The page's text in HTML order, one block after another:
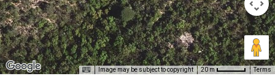
Image may be subject to copyright 20 m Terms